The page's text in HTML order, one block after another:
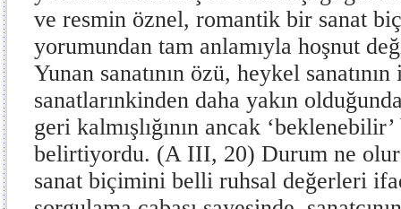
ve resmin öznel, romantik bir sanat
yorumundan tam anlamıyla hoşnut
Yunan sanatının özü, heykel
sanatlarınkinden daha yakın
geri kalmışlığının ancak
belirtiyordu. (A III, 20) Durum ne
sanat biçimini belli ruhsal değerleri